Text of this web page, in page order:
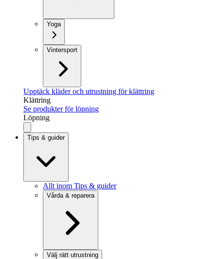
Yoga
Vintersport
Upptäck kläder och utrustning för klättring
Klättring
Se produkter för löpning
Löpning
Tips & guider
Allt inom Tips & guider
Vårda & reparera
Välj rätt utrustning